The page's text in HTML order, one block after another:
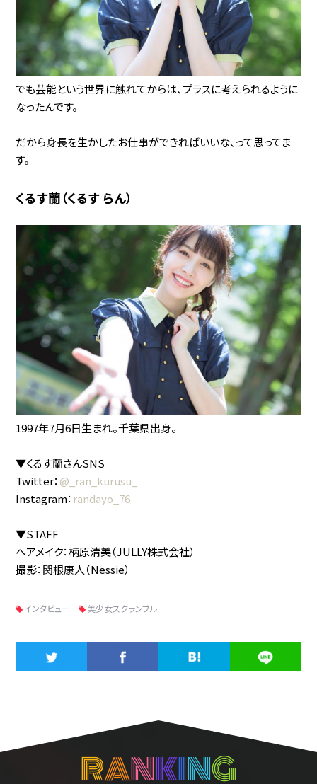
でも芸能という世界に触れてからは、プラスに考えられるように
なったんです。
だから身長を生かしたお仕事ができればいいな、って思ってま
す。
くるす蘭（くるす らん）
1997年7月6日生まれ。千葉県出身。
▼くるす蘭さんSNS
Twitter： @_ran_kurusu_
Instagram： randayo_76
▼STAFF
ヘアメイク：柄原清美（JULLY株式会社）
撮影：関根康人（Nessie）
インタビュー 美少女スクランブル
RANKING